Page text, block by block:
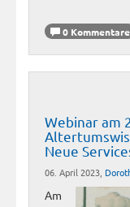
0 Kommentare
Webinar am
Neue
06. April 2023,
Am